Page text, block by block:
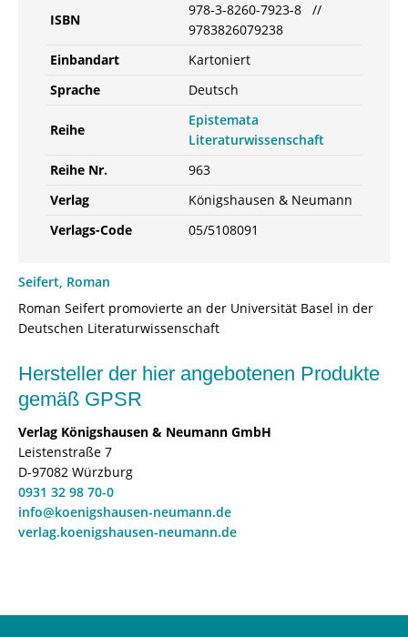
ISBN
978-3-8260-7923-8 //
9783826079238
Einbandart
Kartoniert
Sprache
Deutsch
Reihe
Epistemata
Literaturwissenschaft
Reihe Nr.
963
Verlag
Königshausen & Neumann
Verlags-Code
05/5108091
Seifert, Roman
Roman Seifert promovierte an der Universität Basel in der
Deutschen Literaturwissenschaft
Hersteller der hier angebotenen Produkte
gemäß GPSR
Verlag Königshausen & Neumann GmbH
Leistenstraße 7
D-97082 Würzburg
0931 32 98 70-0
info@koenigshausen-neumann.de
verlag.koenigshausen-neumann.de